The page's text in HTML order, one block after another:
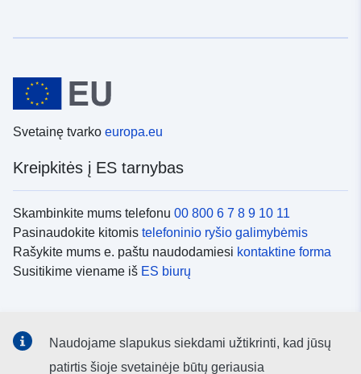
Svetainę tvarko europa.eu
Kreipkitės į ES tarnybas
Skambinkite mums telefonu 00 800 6 7 8 9 10 11
Pasinaudokite kitomis telefoninio ryšio galimybėmis
Rašykite mums e. paštu naudodamiesi kontaktine forma
Susitikime viename iš ES biurų
socialinių tinklų kanalai
Naudojame slapukus siekdami užtikrinti, kad jūsų
patirtis šioje svetainėje būtų geriausia